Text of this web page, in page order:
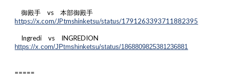
御殿手 vs 本部御殿手
https://x.com/JPtmshinketsu/status/1791263393711882395
Ingredi vs INGREDION
https://x.com/JPtmshinketsu/status/1868809825381236881
=====